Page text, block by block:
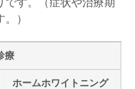
）
療
ホームホワイトニング